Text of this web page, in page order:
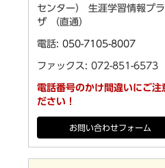
センター） 生涯学習情報プラ
ザ （直通）
電話: 050-7105-8007
ファックス: 072-851-6573
電話番号のかけ間違いにご注
ださい！
お問い合わせフォーム